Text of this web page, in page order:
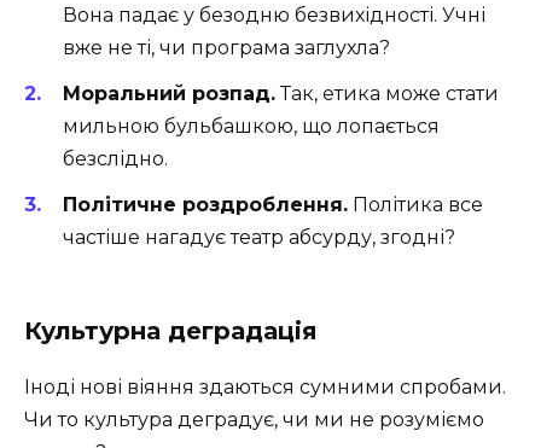
Вона падає у безодню безвихідності. Учні
вже не ті, чи програма заглухла?
Моральний розпад.Так, етика може стати
мильною бульбашкою, що лопається
безслідно.
Політичне роздроблення. Політика все
частіше нагадує театр абсурду, згодні?
Культурна деградація
Іноді нові віяння здаються сумними спробами.
Чи то культура деградує, чи ми не розуміємо